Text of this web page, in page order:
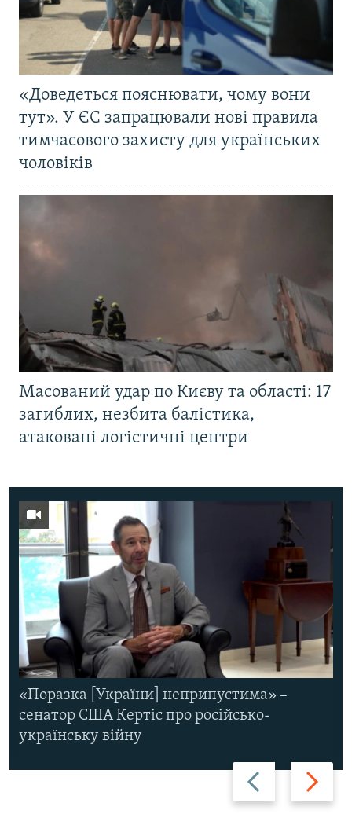
«Доведеться пояснювати, чому вони
тут». У ЄС запрацювали нові правила
тимчасового захисту для українських
чоловіків
Масований удар по Києву та області: 17
загиблих, незбита балістика,
атаковані логістичні центри
Назад Вперед
«Поразка [України] неприпустима» –
сенатор США Кертіс про російсько-
українську війну